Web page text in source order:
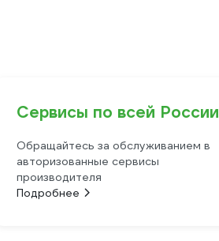
Сервисы по всей России
Обращайтесь за обслуживанием в
авторизованные сервисы
производителя
Подробнее